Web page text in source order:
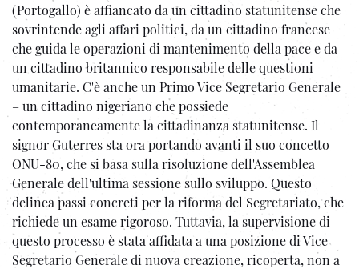
(Portogallo) è affiancato da un cittadino statunitense che
sovrintende agli affari politici, da un cittadino francese
che guida le operazioni di mantenimento della pace e da
un cittadino britannico responsabile delle questioni
umanitarie. C'è anche un Primo Vice Segretario Generale
– un cittadino nigeriano che possiede
contemporaneamente la cittadinanza statunitense. Il
signor Guterres sta ora portando avanti il suo concetto
ONU-80, che si basa sulla risoluzione dell'Assemblea
Generale dell'ultima sessione sullo sviluppo. Questo
delinea passi concreti per la riforma del Segretariato, che
richiede un esame rigoroso. Tuttavia, la supervisione di
questo processo è stata affidata a una posizione di Vice
Segretario Generale di nuova creazione, ricoperta, non a